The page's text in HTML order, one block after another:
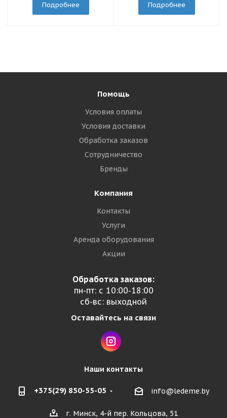
Подробнее Подробнее
Помощь
Условия оплаты
Условия доставки
Обработка заказов
Сотрудничество
Бренды
Компания
Контакты
Услуги
Аренда оборудования
Акции
Обработка заказов:
пн-пт: с 10:00-18:00
сб-вс: выходной
Оставайтесь на связи
Наши контакты
+375(29) 850-55-05 info@ledeme.by
г. Минск, 4-й пер. Кольцова, 51